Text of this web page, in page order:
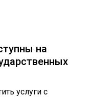
на
услуги с